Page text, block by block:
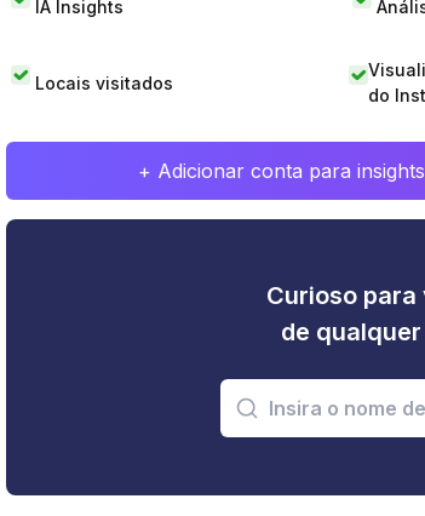
IA Insights
Locais visitados
do
+ Adicionar conta para
Curioso
de